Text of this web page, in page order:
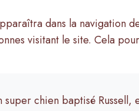
dans la navigation
visitant le site. Cela
chien baptisé Russell,